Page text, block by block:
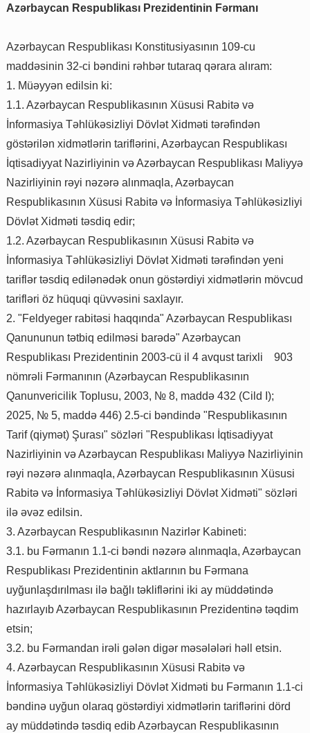
Azərbaycan Respublikası Prezidentinin Fərmanı
Azərbaycan Respublikası Konstitusiyasının 109-cu
maddəsinin 32-ci bəndini rəhbər tutaraq qərara alıram:
1. Müəyyən edilsin ki:
1.1. Azərbaycan Respublikasının Xüsusi Rabitə və
İnformasiya Təhlükəsizliyi Dövlət Xidməti tərəfindən
göstərilən xidmətlərin tariflərini, Azərbaycan Respublikası
İqtisadiyyat Nazirliyinin və Azərbaycan Respublikası Maliyyə
Nazirliyinin rəyi nəzərə alınmaqla, Azərbaycan
Respublikasının Xüsusi Rabitə və İnformasiya Təhlükəsizliyi
Dövlət Xidməti təsdiq edir;
1.2. Azərbaycan Respublikasının Xüsusi Rabitə və
İnformasiya Təhlükəsizliyi Dövlət Xidməti tərəfindən yeni
tariflər təsdiq edilənədək onun göstərdiyi xidmətlərin mövcud
tarifləri öz hüquqi qüvvəsini saxlayır.
2. "Feldyeger rabitəsi haqqında" Azərbaycan Respublikası
Qanununun tətbiq edilməsi barədə" Azərbaycan
Respublikası Prezidentinin 2003-cü il 4 avqust tarixli 903
nömrəli Fərmanının (Azərbaycan Respublikasının
Qanunvericilik Toplusu, 2003, № 8, maddə 432 (Cild I);
2025, № 5, maddə 446) 2.5-ci bəndində "Respublikasının
Tarif (qiymət) Şurası" sözləri "Respublikası İqtisadiyyat
Nazirliyinin və Azərbaycan Respublikası Maliyyə Nazirliyinin
rəyi nəzərə alınmaqla, Azərbaycan Respublikasının Xüsusi
Rabitə və İnformasiya Təhlükəsizliyi Dövlət Xidməti" sözləri
ilə əvəz edilsin.
3. Azərbaycan Respublikasının Nazirlər Kabineti:
3.1. bu Fərmanın 1.1-ci bəndi nəzərə alınmaqla, Azərbaycan
Respublikası Prezidentinin aktlarının bu Fərmana
uyğunlaşdırılması ilə bağlı təkliflərini iki ay müddətində
hazırlayıb Azərbaycan Respublikasının Prezidentinə təqdim
etsin;
3.2. bu Fərmandan irəli gələn digər məsələləri həll etsin.
4. Azərbaycan Respublikasının Xüsusi Rabitə və
İnformasiya Təhlükəsizliyi Dövlət Xidməti bu Fərmanın 1.1-ci
bəndinə uyğun olaraq göstərdiyi xidmətlərin tariflərini dörd
ay müddətində təsdiq edib Azərbaycan Respublikasının